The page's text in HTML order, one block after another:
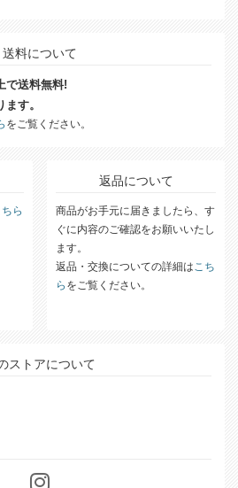
送料について
で送料無料!
す。
をご覧ください。
ら
返品について
商品がお手元に届きましたら、す
ぐに内容のご確認をお願いいたし
ます。
返品・交換についての詳細はこち
ら をご覧ください。
ストアについて